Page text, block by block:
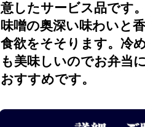
意したサービス品です
味噌の奥深い味わいと
食欲をそそります。冷
も美味しいのでお弁当
おすすめです。